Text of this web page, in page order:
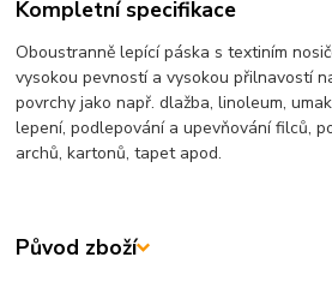
Kompletní specifikace
Oboustranně lepící páska s textiním
vysokou pevností a vysokou přilnavostí
povrchy jako např. dlažba, linoleum,
lepení, podlepování a upevňování filců,
archů, kartonů, tapet apod.
Původ zboží